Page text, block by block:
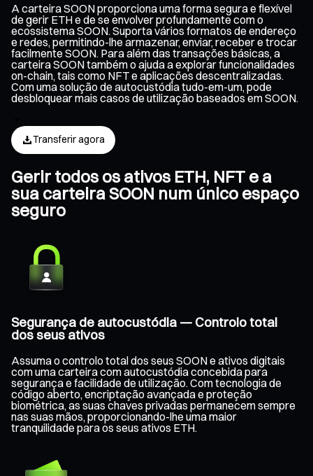
A carteira SOON proporciona uma forma segura e flexível
de gerir ETH e de se envolver profundamente com o
ecossistema SOON. Suporta vários formatos de endereço
e redes, permitindo-lhe armazenar, enviar, receber e trocar
facilmente SOON. Para além das transações básicas, a
carteira SOON também o ajuda a explorar funcionalidades
on-chain, tais como NFT e aplicações descentralizadas.
Com uma solução de autocustódia tudo-em-um, pode
desbloquear mais casos de utilização baseados em SOON.
Transferir agora
Gerir todos os ativos ETH, NFT e a
sua carteira SOON num único espaço
seguro
Segurança de autocustódia — Controlo total
dos seus ativos
Assuma o controlo total dos seus SOON e ativos digitais
com uma carteira com autocustódia concebida para
segurança e facilidade de utilização. Com tecnologia de
código aberto, encriptação avançada e proteção
biométrica, as suas chaves privadas permanecem sempre
nas suas mãos, proporcionando-lhe uma maior
tranquilidade para os seus ativos ETH.